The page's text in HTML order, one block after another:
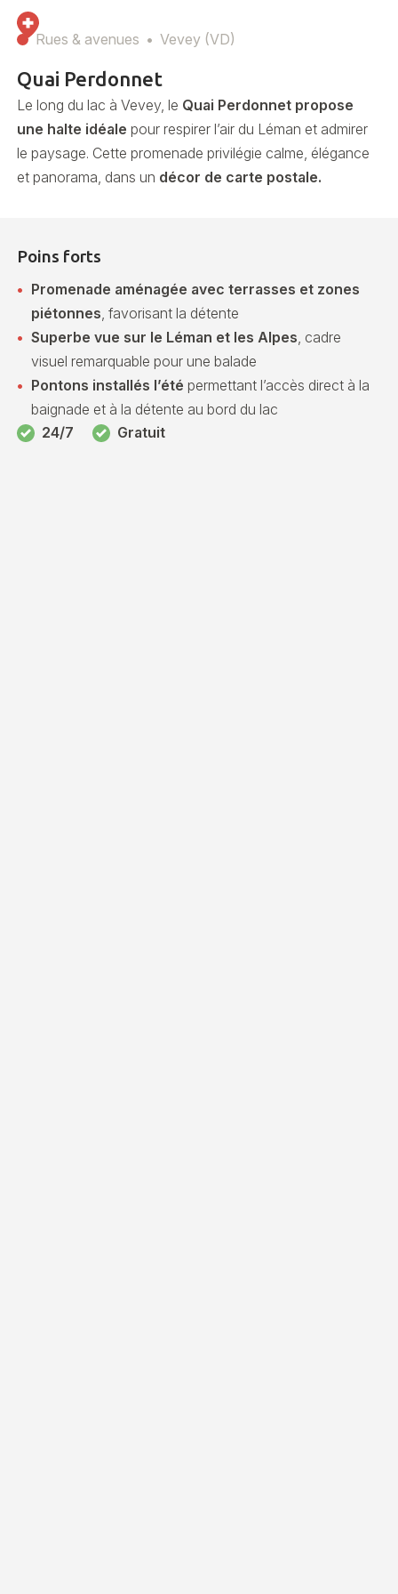
Rues & avenues Vevey (VD)
Quai Perdonnet
Le long du lac à Vevey, le Quai Perdonnet propose
une halte idéale pour respirer l’air du Léman et admirer
le paysage. Cette promenade privilégie calme, élégance
et panorama, dans un décor de carte postale.
Poins forts
Promenade aménagée avec terrasses et zones
piétonnes , favorisant la détente
Superbe vue sur le Léman et les Alpes , cadre
visuel remarquable pour une balade
Pontons installés l’été permettant l’accès direct à la
baignade et à la détente au bord du lac
24/7
Gratuit